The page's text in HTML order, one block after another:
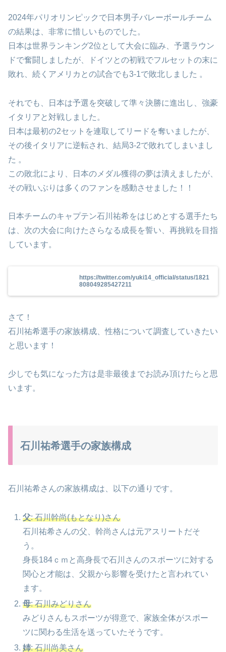
2024年パリオリンピックで日本男子バレーボールチーム
の結果は、非常に惜しいものでした。
日本は世界ランキング2位として大会に臨み、予選ラウン
ドで奮闘しましたが、ドイツとの初戦でフルセットの末に
敗れ、続くアメリカとの試合でも3-1で敗北しました​ 。
それでも、日本は予選を突破して準々決勝に進出し、強豪
イタリアと対戦しました。
日本は最初の2セットを連取してリードを奪いましたが、
その後イタリアに逆転され、結局3-2で敗れてしまいまし
た​ 。
この敗北により、日本のメダル獲得の夢は潰えましたが、
その戦いぶりは多くのファンを感動させました！！
日本チームのキャプテン石川祐希をはじめとする選手たち
は、次の大会に向けたさらなる成長を誓い、再挑戦を目指
しています​。
https://twitter.com/yuki14_official/status/1821
808049285427211
さて！
石川祐希選手の家族構成、性格について調査していきたい
と思います！
少しでも気になった方は是非最後までお読み頂けたらと思
います。
石川祐希選手の家族構成
石川祐希さんの家族構成は、以下の通りです。
父: 石川幹尚(もとなり)さん
石川祐希さんの父、幹尚さんは元アスリートだそ
う。
身長184ｃｍと高身長で石川さんのスポーツに対する
関心と才能は、父親から影響を受けたと言われてい
ます。
母: 石川みどりさん
みどりさんもスポーツが得意で、家族全体がスポー
ツに関わる生活を送っていたそうです。
姉: 石川尚美さん